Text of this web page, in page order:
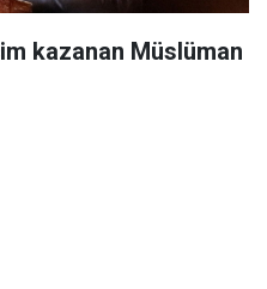
kazanan Müslüman